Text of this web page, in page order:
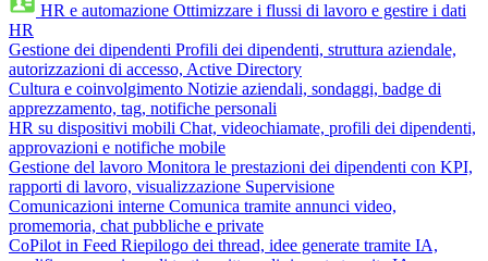
HR e automazione Ottimizzare i flussi di lavoro e gestire i dati
HR
Gestione dei dipendenti Profili dei dipendenti, struttura aziendale,
autorizzazioni di accesso, Active Directory
Cultura e coinvolgimento Notizie aziendali, sondaggi, badge di
apprezzamento, tag, notifiche personali
HR su dispositivi mobili Chat, videochiamate, profili dei dipendenti,
approvazioni e notifiche mobile
Gestione del lavoro Monitora le prestazioni dei dipendenti con KPI,
rapporti di lavoro, visualizzazione Supervisione
Comunicazioni interne Comunica tramite annunci video,
promemoria, chat pubbliche e private
CoPilot in Feed Riepilogo dei thread, idee generate tramite IA,